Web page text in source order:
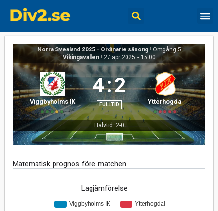
Norra Svealand 2025 - Ordinarie säsong | Omgång 5
Vikingavallen | 27 apr 2025 - 15:00
Viggbyholms IK
4:2
FULLTID Ytterhogdal
Halvtid: 2-0
Matematisk prognos före matchen
Lagjämförelse